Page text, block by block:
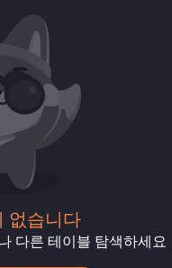
없습니다
다른 테이블 탐색하세요